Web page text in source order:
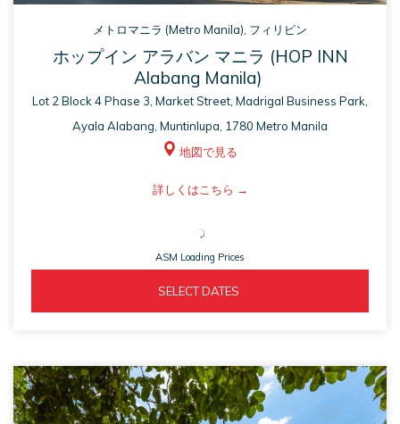
メトロマニラ (Metro Manila), フィリピン
ホップイン アラバン マニラ (HOP INN
Alabang Manila)
Lot 2 Block 4 Phase 3, Market Street, Madrigal Business Park,
Ayala Alabang, Muntinlupa, 1780 Metro Manila
地図で見る
詳しくはこちら
ASM
a
new
tab
ASM Loading Prices
  SELECT DATES
OPENS
A
NEW
TAB